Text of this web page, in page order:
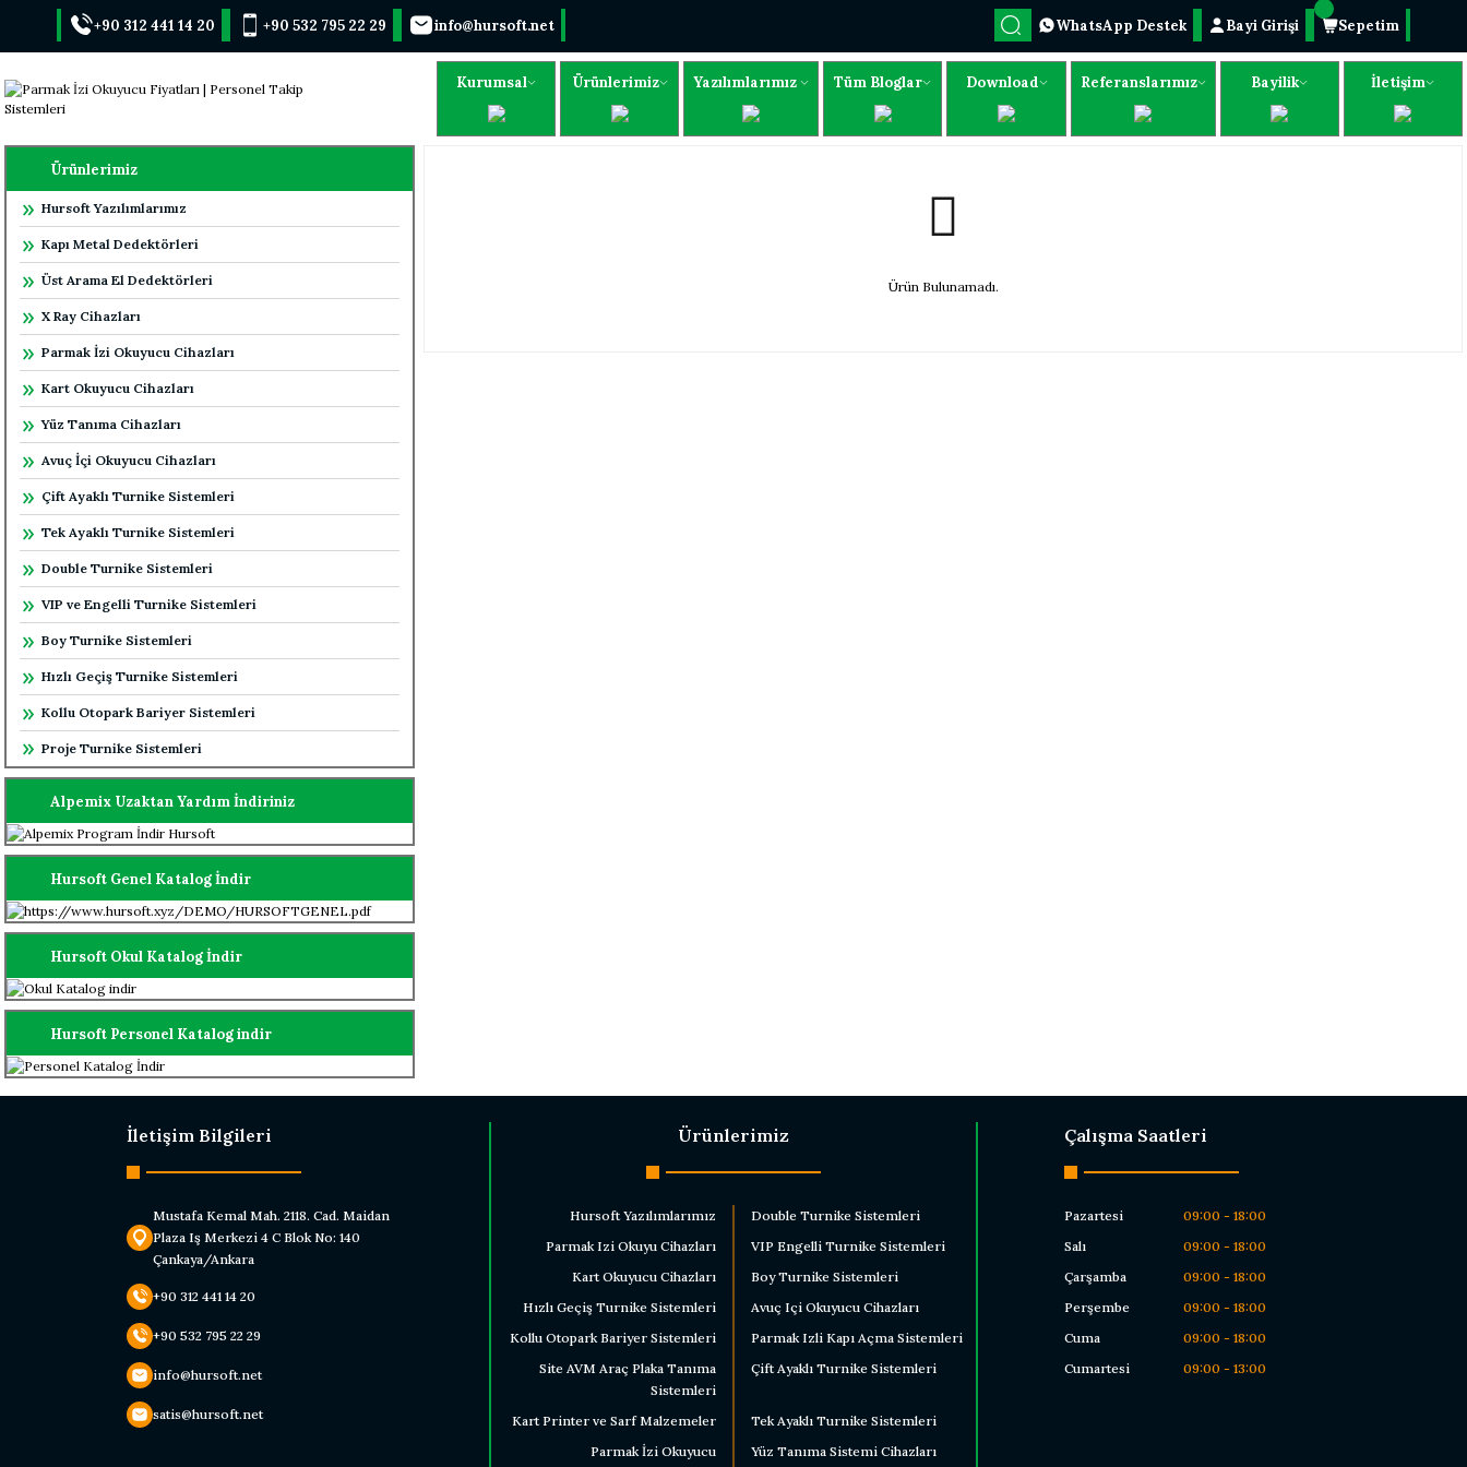
+90 312 441 14 20 +90 532 795 22 29 info@hursoft.net WhatsApp Destek Bayi Girişi Sepetim
Kurumsal Ürünlerimiz Yazılımlarımız Tüm Bloglar Download Referanslarımız Bayilik İletişim
Ürünlerimiz
Hursoft Yazılımlarımız
Kapı Metal Dedektörleri
Üst Arama El Dedektörleri
X Ray Cihazları
Parmak İzi Okuyucu Cihazları
Kart Okuyucu Cihazları
Yüz Tanıma Cihazları
Avuç İçi Okuyucu Cihazları
Çift Ayaklı Turnike Sistemleri
Tek Ayaklı Turnike Sistemleri
Double Turnike Sistemleri
VIP ve Engelli Turnike Sistemleri
Boy Turnike Sistemleri
Hızlı Geçiş Turnike Sistemleri
Kollu Otopark Bariyer Sistemleri
Proje Turnike Sistemleri
Alpemix Uzaktan Yardım İndiriniz
Hursoft Genel Katalog İndir
Hursoft Okul Katalog İndir
Hursoft Personel Katalog indir
Ürün Bulunamadı.
İletişim Bilgileri
Mustafa Kemal Mah. 2118. Cad. Maidan
Plaza Iş Merkezi 4 C Blok No: 140
Çankaya/Ankara
+90 312 441 14 20
+90 532 795 22 29
info@hursoft.net
satis@hursoft.net
Ürünlerimiz
Hursoft Yazılımlarımız
Double Turnike Sistemleri
Parmak Izi Okuyu Cihazları
VIP Engelli Turnike Sistemleri
Kart Okuyucu Cihazları
Boy Turnike Sistemleri
Hızlı Geçiş Turnike Sistemleri
Avuç Içi Okuyucu Cihazları
Kollu Otopark Bariyer Sistemleri
Parmak Izli Kapı Açma Sistemleri
Site AVM Araç Plaka Tanıma
Sistemleri
Çift Ayaklı Turnike Sistemleri
Kart Printer ve Sarf Malzemeler
Tek Ayaklı Turnike Sistemleri
Parmak İzi Okuyucu
Yüz Tanıma Sistemi Cihazları
Çalışma Saatleri
Pazartesi
09:00 - 18:00
Salı
09:00 - 18:00
Çarşamba
09:00 - 18:00
Perşembe
09:00 - 18:00
Cuma
09:00 - 18:00
Cumartesi
09:00 - 13:00